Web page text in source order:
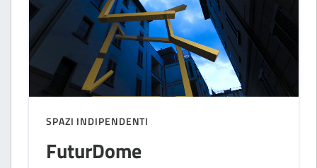
SPAZI INDIPENDENTI
FuturDome